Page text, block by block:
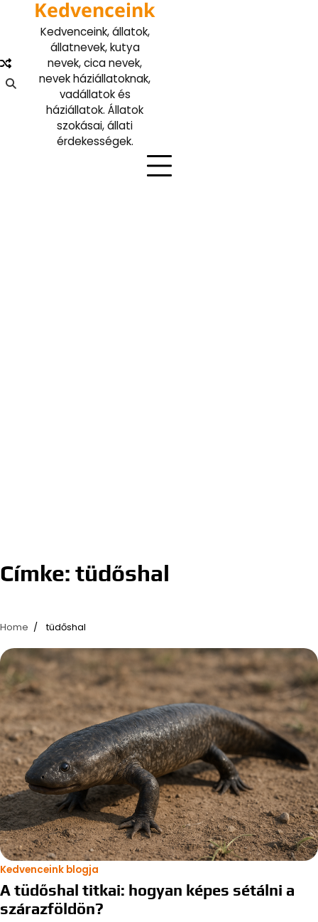
Kedvenceink
Kedvenceink, állatok,
állatnevek, kutya
nevek, cica nevek,
nevek háziállatoknak,
vadállatok és
háziállatok. Állatok
szokásai, állati
érdekességek.
Címke: tüdőshal
Home tüdőshal
Kedvenceink blogja
A tüdőshal titkai: hogyan képes sétálni a
szárazföldön?